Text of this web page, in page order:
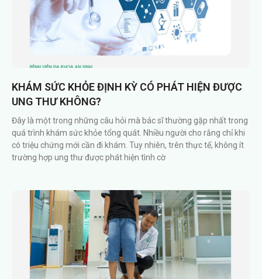
KHÁM SỨC KHỎE ĐỊNH KỲ CÓ PHÁT HIỆN ĐƯỢC
UNG THƯ KHÔNG?
Đây là một trong những câu hỏi mà bác sĩ thường gặp nhất trong
quá trình khám sức khỏe tổng quát. Nhiều người cho rằng chỉ khi
có triệu chứng mới cần đi khám. Tuy nhiên, trên thực tế, không ít
trường hợp ung thư được phát hiện tình cờ